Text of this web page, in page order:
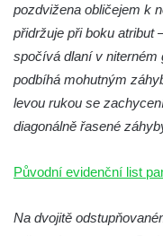
Socha Krista
kostela svatého
Budějovicích
Socha svatého
kostela svaté
Budějovicích
náměstí v Českých
pozdvižena obličejem k
přidržuje při boku atribut
spočívá dlaní v niterném
podbíhá mohutným
levou rukou se
diagonálně řasené
Původní evidenční list
Na dvojitě